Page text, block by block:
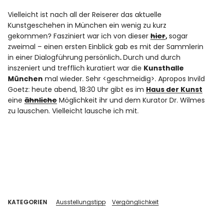
Vielleicht ist nach all der Reiserer das aktuelle
Kunstgeschehen in München ein wenig zu kurz
gekommen? Fasziniert war ich von dieserhier,sogar
zweimal – einen ersten Einblick gab es mit der Sammlerin
in einer Dialogführung persönlich.Durch und durch
inszeniert und trefflich kuratiert war die Kunsthalle
München mal wieder. Sehr <geschmeidig>. Apropos Invild
Goetz: heute abend, 18:30 Uhr gibt es im Haus der Kunst
eineähnlicheMöglichkeit ihr und dem Kurator Dr. Wilmes
zu lauschen. Vielleicht lausche ich mit.
KATEGORIEN Ausstellungstipp Vergänglichkeit